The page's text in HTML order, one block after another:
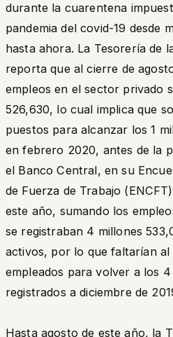
durante la cuarentena
pandemia del covid-19 desde
hasta ahora. La Tesorería de
reporta que al cierre de
empleos en el sector privado
526,630, lo cual implica que
puestos para alcanzar los 1
en febrero 2020, antes de la
el Banco Central, en su
de Fuerza de Trabajo
este año, sumando los
se registraban 4 millones
activos, por lo que faltarían al
empleados para volver a los
registrados a diciembre de
Hasta agosto de este año, la